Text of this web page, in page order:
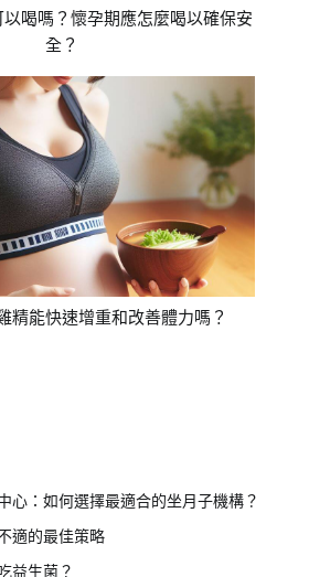
喝嗎？懷孕期應怎麼喝以確保安
全？
精能快速增重和改善體力嗎？
心：如何選擇最適合的坐月子機構？
適的最佳策略
益生菌？